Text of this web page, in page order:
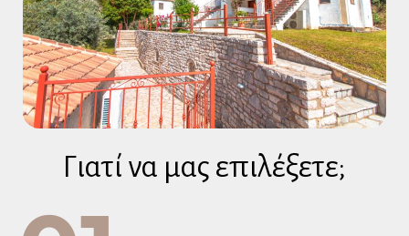
Γιατί να μας επιλέξετε;